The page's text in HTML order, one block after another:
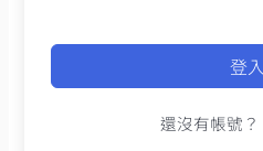
登入
還沒有帳號？